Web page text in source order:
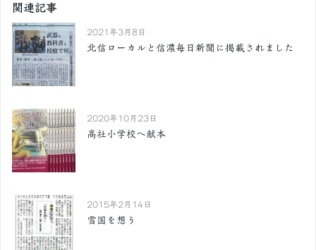
関連記事
2021年3月8日
北信ローカルと信濃毎日新聞に掲載されました
2020年10月23日
高社小学校へ献本
2015年2月14日
雪国を想う